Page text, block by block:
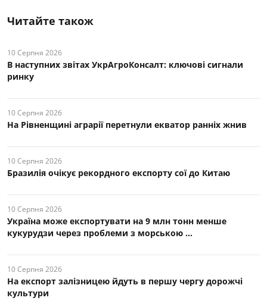
Читайте також
10 Серпня 2026
В наступних звітах УкрАгроКонсалт: ключові cигнали
ринку
10 Серпня 2026
На Рівненщині аграрії перетнули екватор ранніх жнив
10 Серпня 2026
Бразилія очікує рекордного експорту сої до Китаю
10 Серпня 2026
Україна може експортувати на 9 млн тонн менше
кукурудзи через проблеми з морською ...
10 Серпня 2026
На експорт залізницею йдуть в першу чергу дорожчі
культури